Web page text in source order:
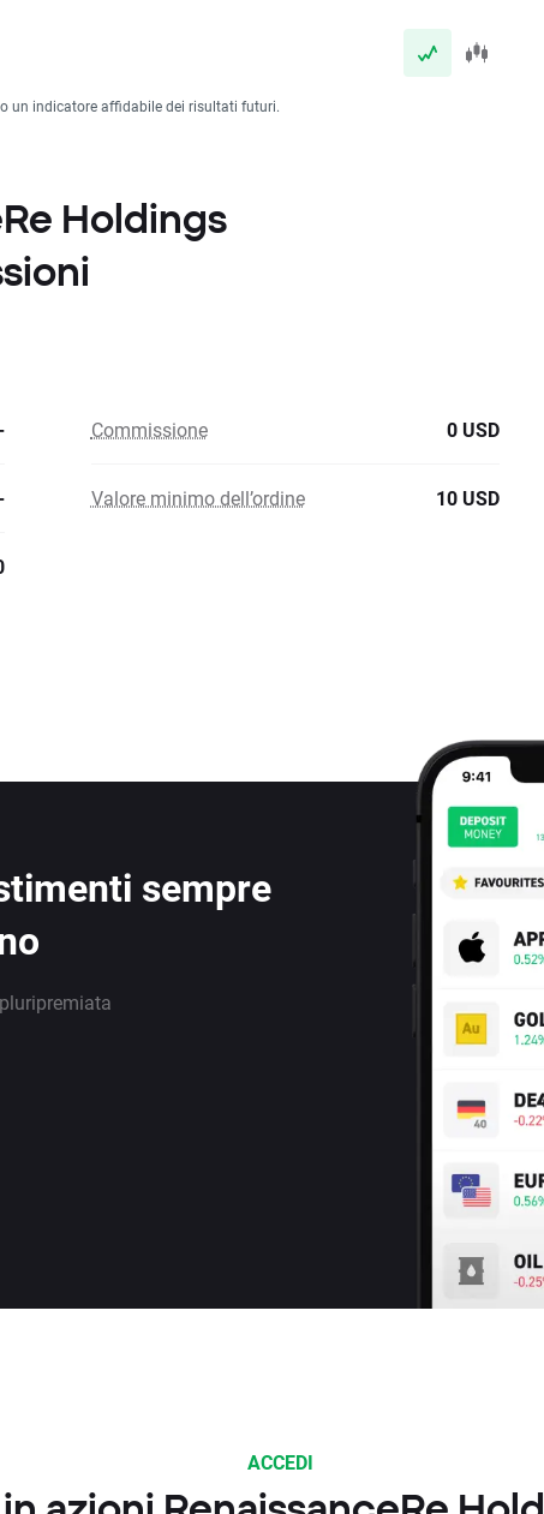
un indicatore affidabile dei risultati futuri.
Holdings
Commissione 0 USD
Valore minimo dell’ordine 10 USD
sempre
ACCEDI